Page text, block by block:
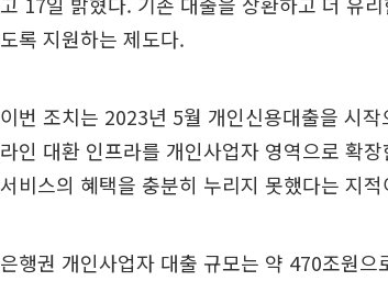
도록 지원하는 제도다.
이번 조치는 2023년 5월 개인신용대출을 시
라인 대환 인프라를 개인사업자 영역으로 확
서비스의 혜택을 충분히 누리지 못했다는 지
은행권 개인사업자 대출 규모는 약 470조원